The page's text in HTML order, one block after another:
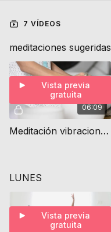
7 VÍDEOS
meditaciones sugeridas
06:09
Vista previa
gratuita
Meditación vibracional 1er Chakra *YO TENGO*
LUNES
Vista previa
gratuita